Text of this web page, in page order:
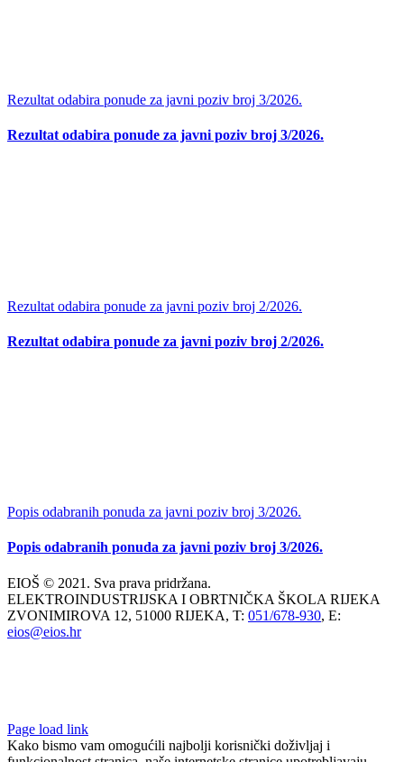
Rezultat odabira ponude za javni poziv broj 3/2026.
Rezultat odabira ponude za javni poziv broj 3/2026.
Rezultat odabira ponude za javni poziv broj 2/2026.
Rezultat odabira ponude za javni poziv broj 2/2026.
Popis odabranih ponuda za javni poziv broj 3/2026.
Popis odabranih ponuda za javni poziv broj 3/2026.
EIOŠ © 2021. Sva prava pridržana.
ELEKTROINDUSTRIJSKA I OBRTNIČKA ŠKOLA RIJEKA
ZVONIMIROVA 12, 51000 RIJEKA, T: 051/678-930, E:
eios@eios.hr
Page load link
Kako bismo vam omogućili najbolji korisnički doživljaj i